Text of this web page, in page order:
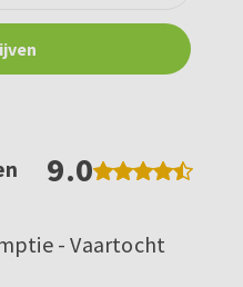
9.0
- Vaartocht